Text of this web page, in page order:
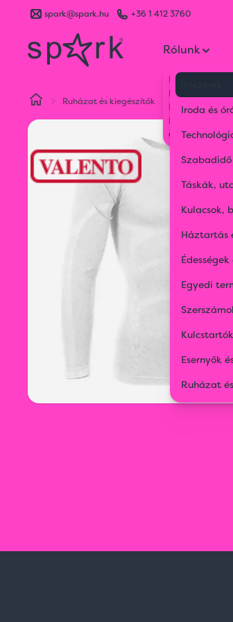
spark@spark.hu +36 1 412 3760
Rólunk
Kik vagyunk
Kapcsolat
Blog
Karrier
Gyakran
Iroda és
Táskák,
Kulacsok,
Háztartás
Édességek
Egyedi
Esernyők
Ruházat
Ruházat és kiegészítők